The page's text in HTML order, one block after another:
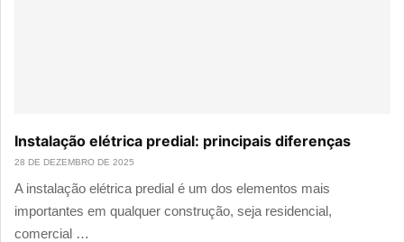
Instalação elétrica predial: principais diferenças
28 DE DEZEMBRO DE 2025
A instalação elétrica predial é um dos elementos mais
importantes em qualquer construção, seja residencial,
comercial …